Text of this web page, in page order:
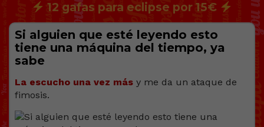
12 gafas para eclipse por 15€
Si alguien que esté leyendo esto
tiene una máquina del tiempo, ya
sabe
La escucho una vez más y me da un ataque de
fimosis.